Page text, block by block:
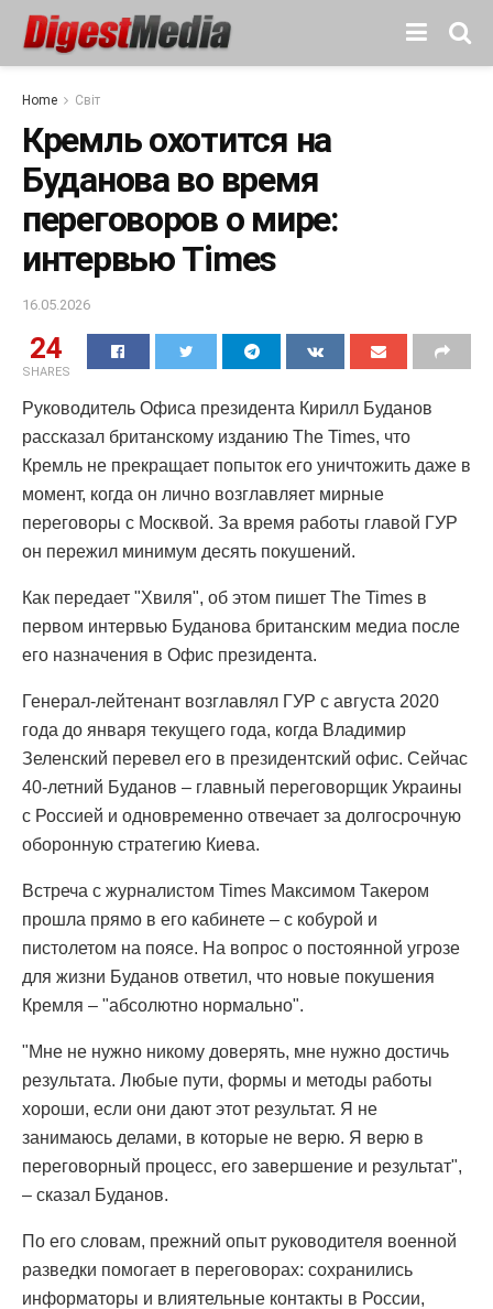
Home Світ
Кремль охотится на
Буданова во время
переговоров о мире:
интервью Times
16.05.2026
24
SHARES
Руководитель Офиса президента Кирилл Буданов
рассказал британскому изданию The Times, что
Кремль не прекращает попыток его уничтожить даже в
момент, когда он лично возглавляет мирные
переговоры с Москвой. За время работы главой ГУР
он пережил минимум десять покушений.
Как передает "Хвиля", об этом пишет The Times в
первом интервью Буданова британским медиа после
его назначения в Офис президента.
Генерал-лейтенант возглавлял ГУР с августа 2020
года до января текущего года, когда Владимир
Зеленский перевел его в президентский офис. Сейчас
40-летний Буданов – главный переговорщик Украины
с Россией и одновременно отвечает за долгосрочную
оборонную стратегию Киева.
Встреча с журналистом Times Максимом Такером
прошла прямо в его кабинете – с кобурой и
пистолетом на поясе. На вопрос о постоянной угрозе
для жизни Буданов ответил, что новые покушения
Кремля – "абсолютно нормально".
"Мне не нужно никому доверять, мне нужно достичь
результата. Любые пути, формы и методы работы
хороши, если они дают этот результат. Я не
занимаюсь делами, в которые не верю. Я верю в
переговорный процесс, его завершение и результат",
– сказал Буданов.
По его словам, прежний опыт руководителя военной
разведки помогает в переговорах: сохранились
информаторы и влиятельные контакты в России,